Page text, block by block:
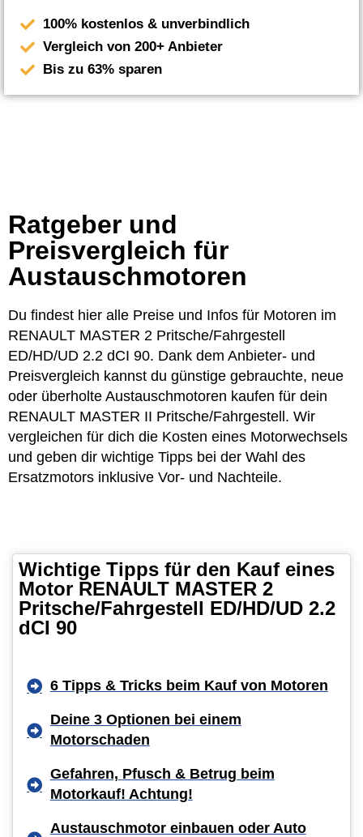
100% kostenlos & unverbindlich
Vergleich von 200+ Anbieter
Bis zu 63% sparen
Ratgeber und
Preisvergleich für
Austauschmotoren
Du findest hier alle Preise und Infos für Motoren im
RENAULT MASTER 2 Pritsche/Fahrgestell
ED/HD/UD 2.2 dCI 90. Dank dem Anbieter- und
Preisvergleich kannst du günstige gebrauchte, neue
oder überholte Austauschmotoren kaufen für dein
RENAULT MASTER II Pritsche/Fahrgestell. Wir
vergleichen für dich die Kosten eines Motorwechsels
und geben dir wichtige Tipps bei der Wahl des
Ersatzmotors inklusive Vor- und Nachteile.
Wichtige Tipps für den Kauf eines
Motor RENAULT MASTER 2
Pritsche/Fahrgestell ED/HD/UD 2.2
dCI 90
6 Tipps & Tricks beim Kauf von Motoren
Deine 3 Optionen bei einem
Motorschaden
Gefahren, Pfusch & Betrug beim
Motorkauf! Achtung!
Austauschmotor einbauen oder Auto